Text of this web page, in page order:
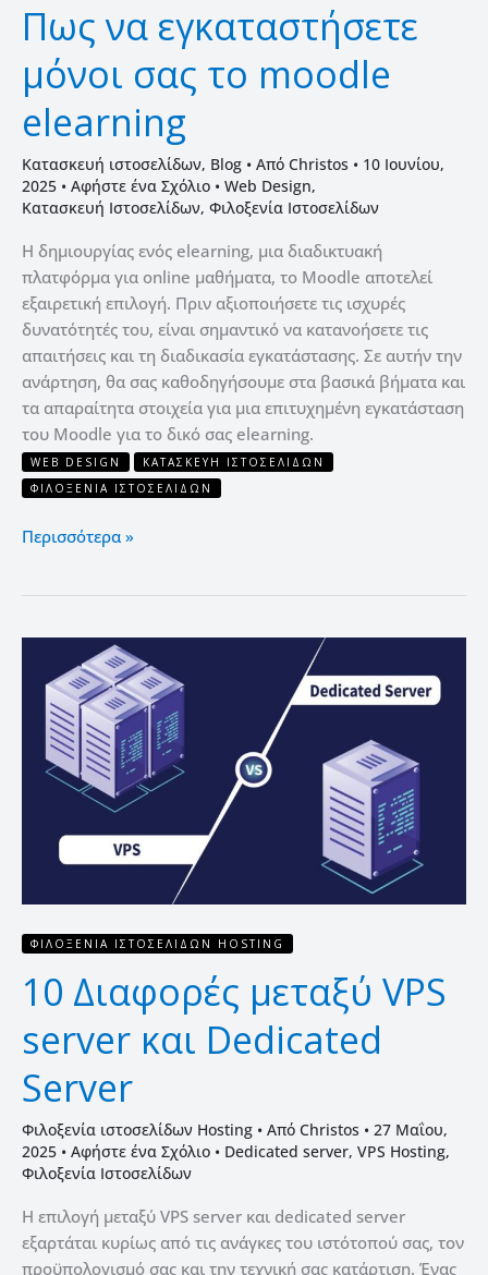
Πως να εγκαταστήσετε
μόνοι σας το moodle
elearning
Κατασκευή ιστοσελίδων, Blog • Από Christos • 10 Ιουνίου,
2025 • Αφήστε ένα Σχόλιο • Web Design,
Κατασκευή Ιστοσελίδων, Φιλοξενία Ιστοσελίδων
Η δημιουργίας ενός elearning, μια διαδικτυακή
πλατφόρμα για online μαθήματα, το Moodle αποτελεί
εξαιρετική επιλογή. Πριν αξιοποιήσετε τις ισχυρές
δυνατότητές του, είναι σημαντικό να κατανοήσετε τις
απαιτήσεις και τη διαδικασία εγκατάστασης. Σε αυτήν την
ανάρτηση, θα σας καθοδηγήσουμε στα βασικά βήματα και
τα απαραίτητα στοιχεία για μια επιτυχημένη εγκατάσταση
του Moodle για το δικό σας elearning.
WEB DESIGN
ΚΑΤΑΣΚΕΥΉ ΙΣΤΟΣΕΛΊΔΩΝ
ΦΙΛΟΞΕΝΊΑ ΙΣΤΟΣΕΛΊΔΩΝ
Περισσότερα »
ΦΙΛΟΞΕΝΊΑ ΙΣΤΟΣΕΛΊΔΩΝ HOSTING
10 Διαφορές μεταξύ VPS
server και Dedicated
Server
Φιλοξενία ιστοσελίδων Hosting • Από Christos • 27 Μαΐου,
2025 • Αφήστε ένα Σχόλιο • Dedicated server, VPS Hosting,
Φιλοξενία Ιστοσελίδων
Η επιλογή μεταξύ VPS server και dedicated server
εξαρτάται κυρίως από τις ανάγκες του ιστότοπού σας, τον
προϋπολογισμό σας και την τεχνική σας κατάρτιση. Ένας
Διαφορές
μεταξύ
server
Dedicated
Server